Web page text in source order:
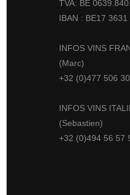
TVA: BE
IBAN : BE17 3631
INFOS VINS
(Marc)
+32 (0)477 506
INFOS VINS
(Sebastien)
+32 (0)494 56 57